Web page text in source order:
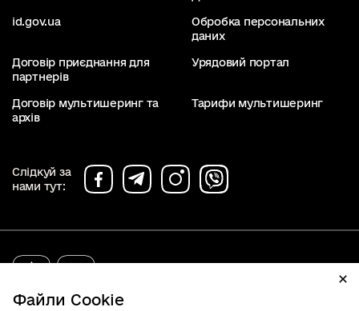
Файли Cookie
id.gov.ua
Обробка персональних
даних
Договір приєднання для
партнерів
Урядовий портал
Договір мультишеринг та
архів
Тарифи мультишеринг
Слідкуй за
нами тут: